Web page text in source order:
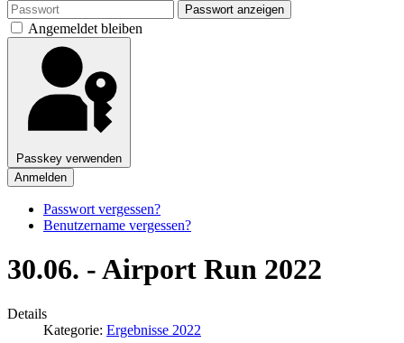
Passwort anzeigen
Angemeldet bleiben
Passkey verwenden
Anmelden
Passwort vergessen?
Benutzername vergessen?
30.06. - Airport Run 2022
Details
Kategorie: Ergebnisse 2022